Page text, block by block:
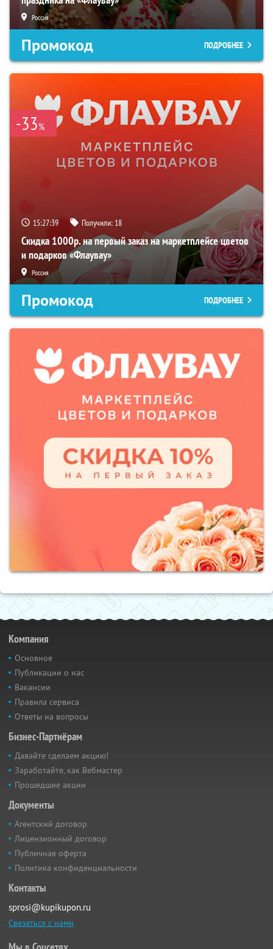
Россия
Промокод ПОДРОБНЕЕ
-33%
15:27:38 Получили: 18
Скидка 1000р. на первый заказ на маркетплейсе цветов
и подарков «Флаувау»
Россия
Промокод ПОДРОБНЕЕ
Компания
Основное
Публикации о нас
Вакансии
Правила сервиса
Ответы на вопросы
Бизнес-Партнёрам
Давайте сделаем акцию!
Заработайте, как Вебмастер
Прошедшие акции
Документы
Агентский договор
Лицензионный договор
Публичная оферта
Политика конфиденциальности
Контакты
sprosi@kupikupon.ru
Связаться с нами